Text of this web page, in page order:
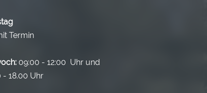
Termin
09:00 - 12:00 Uhr und
- 18.00 Uhr